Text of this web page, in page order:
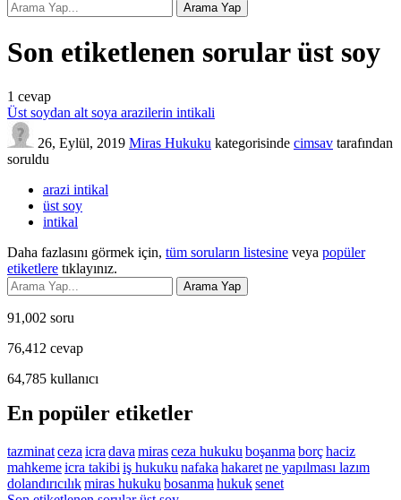
Son etiketlenen sorular üst soy
1 cevap
Üst soydan alt soya arazilerin intikali
26, Eylül, 2019 Miras Hukuku kategorisinde cimsav tarafından
soruldu
arazi intikal
üst soy
intikal
Daha fazlasını görmek için, tüm soruların listesine veya popüler
etiketlere tıklayınız.
91,002 soru
76,412 cevap
64,785 kullanıcı
En popüler etiketler
tazminatceza icra dava mirasceza hukuku boşanma borçhaciz
mahkemeicra takibi iş hukuku nafaka hakaretne yapılması lazım
dolandırıcılıkmiras hukuku bosanma hukuksenet